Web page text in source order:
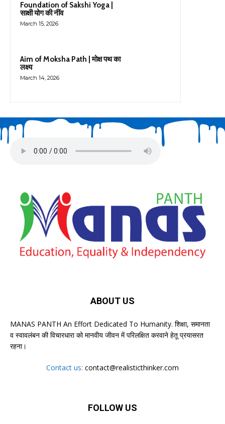
Foundation of Sakshi Yoga |
साक्षी योग की नींव
March 15, 2026
Aim of Moksha Path | मोक्ष पथ का
लक्ष्य
March 14, 2026
ABOUT US
MANAS PANTH An Effort Dedicated To Humanity. शिक्षा, समानता
व स्वावलंबन की विचारधारा को मानवीय जीवन में परिलक्षित करवाने हेतू प्रयासरत
रहना।
Contact us: contact@realisticthinker.com
FOLLOW US